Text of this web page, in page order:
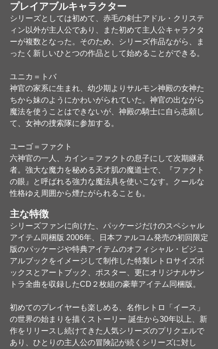
プレイアブルキャラクター
シリーズとしては初めて、赤毛の剣士アドル・クリステ
ィン以外が主人公であり、また初めて主人公キャラクタ
ーが複数となった。そのため、シリーズ作品ながら、ま
ったく新しいひとつの作品として始めることができる。
ユニカ＝トバ
神官の家系に生まれ、幼少期よりサルモン神殿の女神た
ちから妹のようにかわいがられていた。神官の出ながら
魔法を使うことはできないが、神殿の騎士に自ら志願し
て、女神の捜索隊に参加する。
ユーゴ＝ファクト
六神官の一人、カイン＝ファクトの息子にして次期継承
者。強大な魔力を秘める天才肌の魔道士で、『ファクト
の眼』と呼ばれる強力な魔法具を使いこなす。クールな
性格ゆえ周囲から煙たがられることも。
主な特徴
シリーズファンに向けた、パッケージだけのスペシャル
アイテム同梱版 2006年、日本ファルコム発売の初回限定
版のパッケージや特典アイテムのオフィシャル・ビジュ
アルブックをイメージして制作した特製レトロサイズボ
ックスとアートブック、ポスター、更にオリジナルサン
トラ全曲を収録したCD２枚組の豪華アイテム同梱版。
初めてのプレイヤーも楽しめる、名作レトロ「イース」
の世界の始まりを描くストーリー 誕生から30年以上、新
作をリリースし続けてきた人気シリーズのプリクエルで
あり、ひとりの主人公の冒険記が続くシリーズに対し